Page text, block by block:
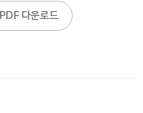
PDF 다운로드